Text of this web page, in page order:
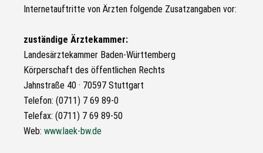
Internetauftritte von Ärzten folgende Zusatzangaben vor:
zuständige Ärztekammer:
Landesärztekammer Baden-Württemberg
Körperschaft des öffentlichen Rechts
Jahnstraße 40 · 70597 Stuttgart
Telefon: (0711) 7 69 89-0
Telefax: (0711) 7 69 89-50
Web: www.laek-bw.de